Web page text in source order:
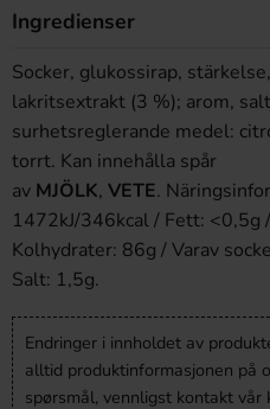
Ingredienser
Socker, glukossirap,
lakritsextrakt (3 %); arom,
surhetsreglerande medel:
torrt. Kan innehålla spår
av MJÖLK, VETE.
1472kJ/346kcal / Fett:
Kolhydrater: 86g / Varav
Salt: 1,5g.
Endringer i innholdet av
alltid produktinformasjonen på
spørsmål, vennligst kontakt vår